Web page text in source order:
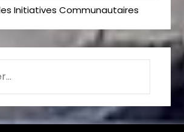
Initiatives Communautaires